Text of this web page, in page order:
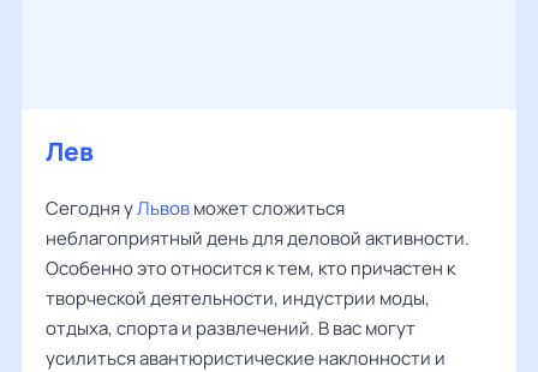
Лев
Сегодня уЛьвовможет сложиться
неблагоприятный день для деловой активности.
Особенно это относится к тем, кто причастен к
творческой деятельности, индустрии моды,
отдыха, спорта и развлечений. В вас могут
усилиться авантюристические наклонности и